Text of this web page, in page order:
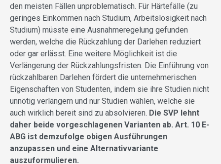
den meisten Fällen unproblematisch. Für Härtefälle (zu
geringes Einkommen nach Studium, Arbeitslosigkeit nach
Studium) müsste eine Ausnahmeregelung gefunden
werden, welche die Rückzahlung der Darlehen reduziert
oder gar erlässt. Eine weitere Möglichkeit ist die
Verlängerung der Rückzahlungsfristen. Die Einführung von
rückzahlbaren Darlehen fördert die unternehmerischen
Eigenschaften von Studenten, indem sie ihre Studien nicht
unnötig verlängern und nur Studien wählen, welche sie
auch wirklich bereit sind zu absolvieren. Die SVP lehnt
daher beide vorgeschlagenen Varianten ab. Art. 10 E-
ABG ist demzufolge obigen Ausführungen
anzupassen und eine Alternativvariante
auszuformulieren.